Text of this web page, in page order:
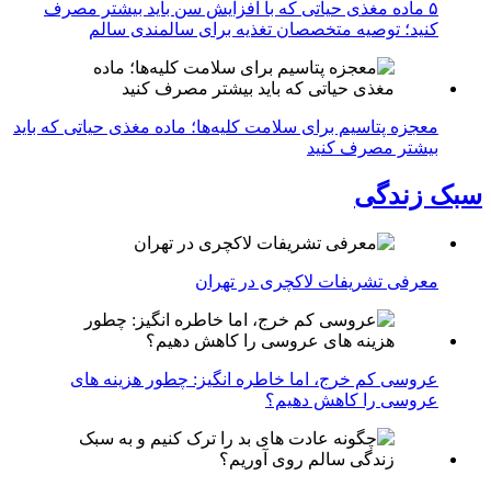
۵ ماده مغذی حیاتی که با افزایش سن باید بیشتر مصرف
کنید؛ توصیه متخصصان تغذیه برای سالمندی سالم
معجزه پتاسیم برای سلامت کلیه‌ها؛ ماده مغذی حیاتی که باید
بیشتر مصرف کنید
سبک زندگی
معرفی تشریفات لاکچری در تهران
عروسی کم خرج، اما خاطره انگیز: چطور هزینه های
عروسی را کاهش دهیم؟